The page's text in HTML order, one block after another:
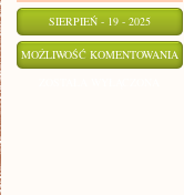
SIERPIEŃ - 19 - 2025
MOŻLIWOŚĆ KOMENTOWANIA